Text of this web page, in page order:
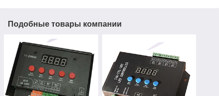
Подобные товары компании